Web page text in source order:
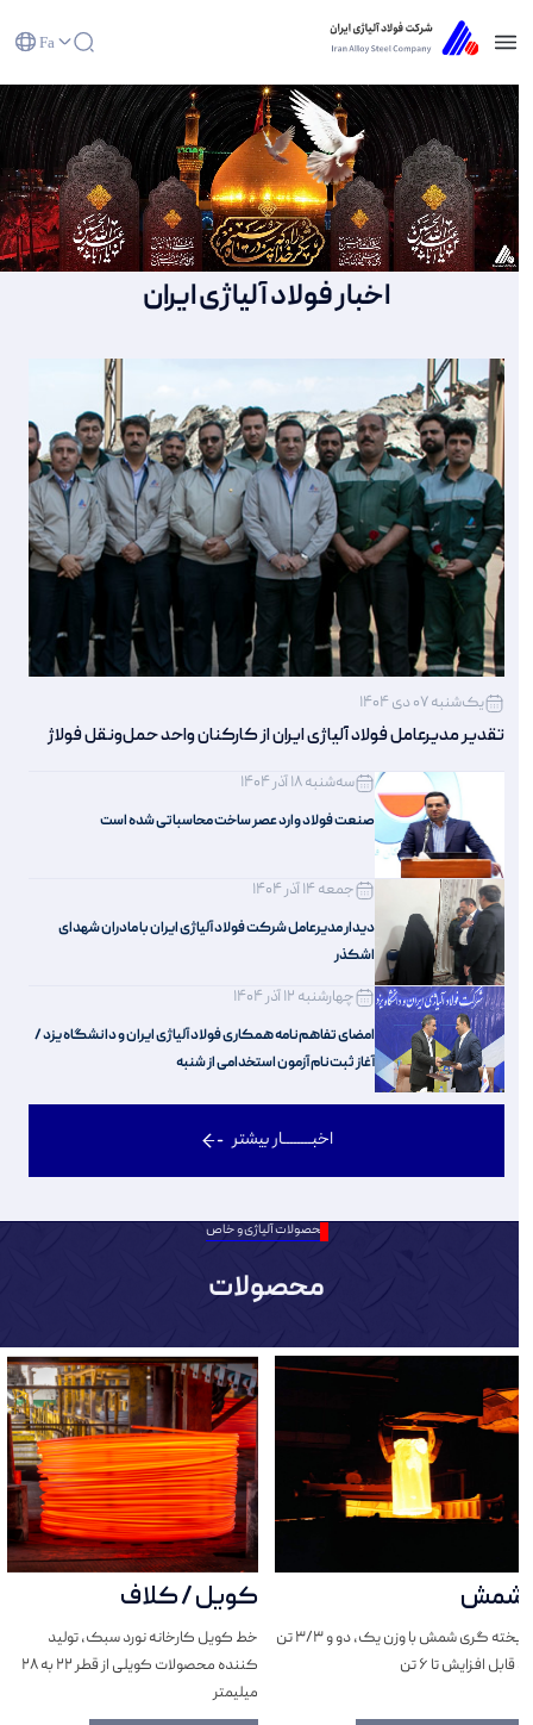
Fa
صفحه نخست - شرکت فولاد آلیاژی ایران(سهامی
عام)
اخبار فولاد آلیاژی ایران
یک‌شنبه 07 دی 1404
تقدیر مدیرعامل فولاد آلیاژی ایران از کارکنان واحد حمل‌ونقل فولاژ
سه‌شنبه 18 آذر 1404
صنعت فولاد وارد عصر ساخت محاسباتی شده است
جمعه 14 آذر 1404
دیدار مدیرعامل شرکت فولاد آلیاژی ایران با مادران شهدای
اشکذر
چهارشنبه 12 آذر 1404
امضای تفاهم‌نامه همکاری فولاد آلیاژی ایران و دانشگاه یزد /
آغاز ثبت‌نام آزمون استخدامی از شنبه
اخبــــــــار بیشتر
محصولات آلیاژی و خاص
محصولات
شمش
ریخته گری شمش با وزن یک، دو و 3/3 تن
و قابل افزایش تا 6 تن
کویل / کلاف
خط کویل کارخانه نورد سبک، تولید
کننده محصولات کویلی از قطر 22 به 28
میلیمتر